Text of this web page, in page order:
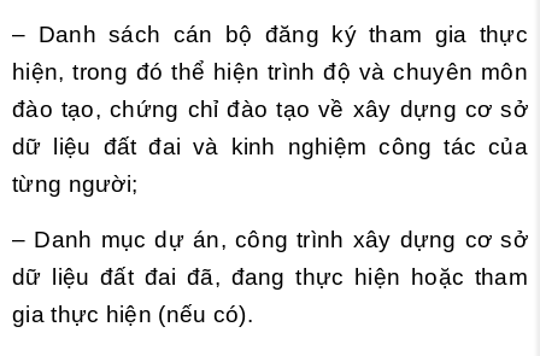
– Danh sách cán bộ đăng ký tham gia thực
hiện, trong đó thể hiện trình độ và chuyên môn
đào tạo, chứng chỉ đào tạo về xây dựng cơ sở
dữ liệu đất đai và kinh nghiệm công tác của
từng người;
– Danh mục dự án, công trình xây dựng cơ sở
dữ liệu đất đai đã, đang thực hiện hoặc tham
gia thực hiện (nếu có).